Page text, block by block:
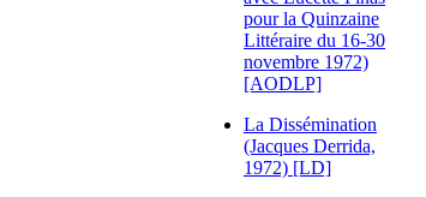
pour la Quinzaine
Littéraire du 16-30
novembre 1972)
[AODLP]
La Dissémination
(Jacques Derrida,
1972) [LD]